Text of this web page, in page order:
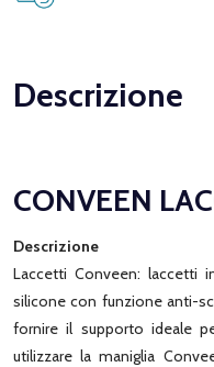
Descrizione
CONVEEN
Descrizione
Laccetti Conveen: laccetti
silicone con funzione anti-
fornire il supporto ideale
utilizzare la maniglia